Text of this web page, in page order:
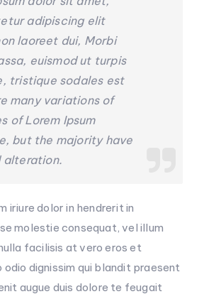
adipiscing elit
laoreet dui, Morbi
euismod ut turpis
tristique sodales est
many variations of
of Lorem Ipsum
but the majority have
alteration.
iriure dolor in hendrerit in
molestie consequat, vel illum
facilisis at vero eros et
dignissim qui blandit praesent
augue duis dolore te feugait